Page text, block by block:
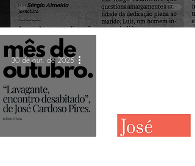
30 de out. de 2025